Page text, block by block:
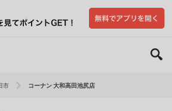
市 コーナン 大和高田池尻店